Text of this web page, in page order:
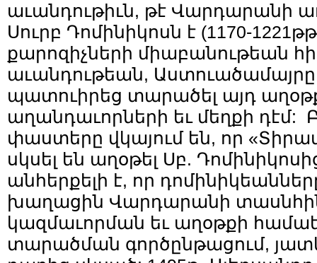
աւանդութիւն, թէ Վարդարանի
Սուրբ Դոմինիկոսն է (1170-
քարոզիչների միաբանութեան
աւանդութեան, Աստուածամայրը
պատուիրեց տարածել այդ
աղանդաւորների եւ մեղքի
փաստերը վկայում են, որ
սկսել են աղօթել Սբ.
անհերքելի է, որ
խաղացին Վարդարանի
կազմաւորման եւ աղօթքի
տարածման գործընթացում,